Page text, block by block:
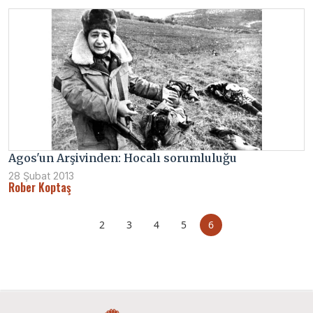
Agos'un Arşivinden: Hocalı sorumluluğu
28 Şubat 2013
Rober Koptaş
2 3 4 5 6